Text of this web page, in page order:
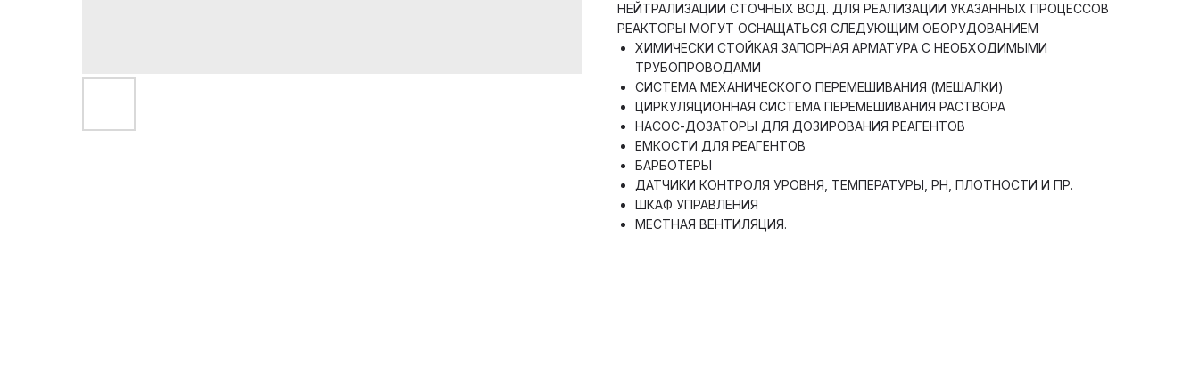
НЕЙТРАЛИЗАЦИИ СТОЧНЫХ ВОД. ДЛЯ РЕАЛИЗАЦИИ УКАЗАННЫХ ПРОЦЕССОВ
РЕАКТОРЫ МОГУТ ОСНАЩАТЬСЯ СЛЕДУЮЩИМ ОБОРУДОВАНИЕМ
ХИМИЧЕСКИ СТОЙКАЯ ЗАПОРНАЯ АРМАТУРА С НЕОБХОДИМЫМИ
ТРУБОПРОВОДАМИ
СИСТЕМА МЕХАНИЧЕСКОГО ПЕРЕМЕШИВАНИЯ (МЕШАЛКИ)
ЦИРКУЛЯЦИОННАЯ СИСТЕМА ПЕРЕМЕШИВАНИЯ РАСТВОРА
НАСОС-ДОЗАТОРЫ ДЛЯ ДОЗИРОВАНИЯ РЕАГЕНТОВ
ЕМКОСТИ ДЛЯ РЕАГЕНТОВ
БАРБОТЕРЫ
ДАТЧИКИ КОНТРОЛЯ УРОВНЯ, ТЕМПЕРАТУРЫ, PH, ПЛОТНОСТИ И ПР.
ШКАФ УПРАВЛЕНИЯ
МЕСТНАЯ ВЕНТИЛЯЦИЯ.